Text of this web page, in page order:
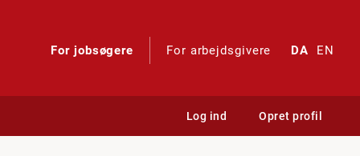
For jobsøgere For arbejdsgivere DA EN
Log ind Opret profil